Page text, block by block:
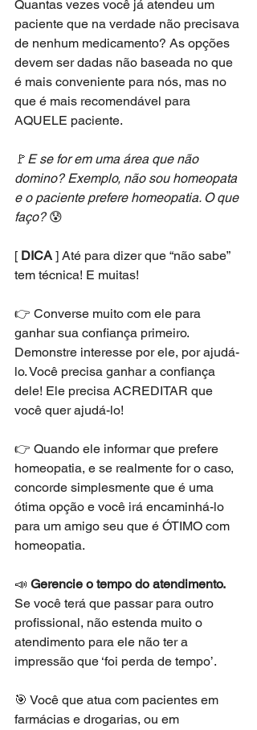
Quantas vezes você já atendeu um
paciente que na verdade não precisava
de nenhum medicamento? As opções
devem ser dadas não baseada no que
é mais conveniente para nós, mas no
que é mais recomendável para
AQUELE paciente.
🚩 E se for em uma área que não
domino? Exemplo, não sou homeopata
e o paciente prefere homeopatia. O que
faço? 😰
[ DICA ] Até para dizer que “não sabe”
tem técnica! E muitas!
👉 Converse muito com ele para
ganhar sua confiança primeiro.
Demonstre interesse por ele, por ajudá-
lo. Você precisa ganhar a confiança
dele! Ele precisa ACREDITAR que
você quer ajudá-lo!
👉 Quando ele informar que prefere
homeopatia, e se realmente for o caso,
concorde simplesmente que é uma
ótima opção e você irá encaminhá-lo
para um amigo seu que é ÓTIMO com
homeopatia.
📣 Gerencie o tempo do atendimento.
Se você terá que passar para outro
profissional, não estenda muito o
atendimento para ele não ter a
impressão que ‘foi perda de tempo’.
🎯 Você que atua com pacientes em
farmácias e drogarias, ou em